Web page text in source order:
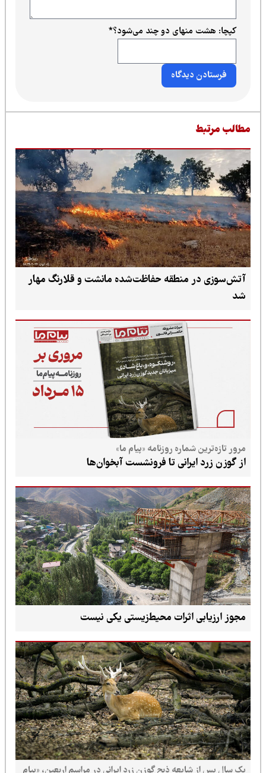
کپچا: هشت منهای دو چند می‌شود؟*
مرتبط
آتش‌سوزی در منطقه حفاظت‌شده مانشت و قلارنگ مهار
مرور تازه‌ترین شماره روزنامه «پیام ما»
از گوزن زرد ایرانی تا فرونشست آبخوان‌ها
مجوز ارزیابی اثرات محیط‌زیستی یکی نیست